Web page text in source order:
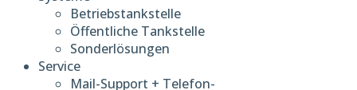
Betriebstankstelle
Öffentliche Tankstelle
Sonderlösungen
Service
Mail-Support + Telefon-